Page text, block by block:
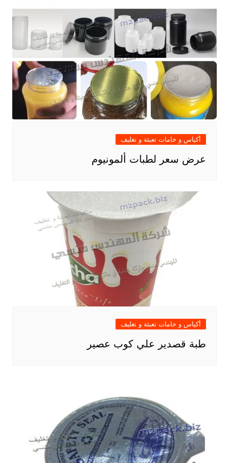
أكياس و خامات تعبئة و تغليف
عرض سعر لطبات ألمونيوم
أكياس و خامات تعبئة و تغليف
طبة قصدير علي كوب عصير